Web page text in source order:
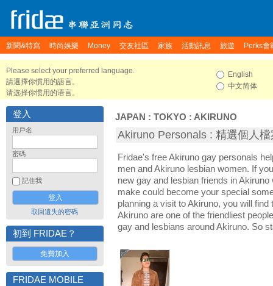
新聞&特寫 時尚娛樂 Money 交友社區 家族 活動訊息 旅遊 Perks會
Please select your preferred language.
請選擇你慣用的語言。
请选择你惯用的语言。
English
中文简体
登入
用戶名
密碼
記住我
取回遺失的密碼
初到 FRIDAE？
免費加入
FRIDAE MOBILE
JAPAN : TOKYO : AKIRUNO
Akiruno Personals : 精選個人檔
Fridae's free Akiruno gay personals
men and Akiruno lesbian women. If
new gay and lesbian friends in
make could become your special
planning a visit to Akiruno, you will
Akiruno are one of the friendliest
gay and lesbians around Akiruno. So